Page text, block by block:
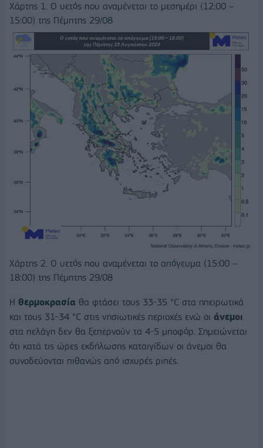
Χάρτης 1. Ο υετός που αναμένεται το μεσημέρι (12:00 –
15:00) της Πέμπτης 29/08
Χάρτης 2. Ο υετός που αναμένεται το απόγευμα (15:00 –
18:00) της Πέμπτης 29/08
Η θερμοκρασία θα φτάσει τους 33-35 °C στα ηπειρωτικά
και τους 31-34 °C στις νησιωτικές περιοχές ενώ οι άνεμοι
στα πελάγη δεν θα ξεπερνούν τα 4-5 μποφόρ. Σημειώνεται
ότι κατά τις ώρες εκδήλωσης καταιγίδων οι άνεμοι θα
συνοδεύονται πιθανώς από ισχυρές ριπές.